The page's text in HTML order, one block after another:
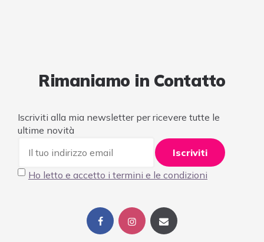
Rimaniamo in Contatto
Iscriviti alla mia newsletter per ricevere tutte le
ultime novità
Ho letto e accetto i termini e le condizioni